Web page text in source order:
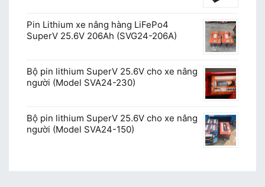
Pin Lithium xe nâng hàng LiFePo4
SuperV 25.6V 206Ah (SVG24-206A)
Bộ pin lithium SuperV 25.6V cho xe nâng
người (Model SVA24-230)
Bộ pin lithium SuperV 25.6V cho xe nâng
người (Model SVA24-150)